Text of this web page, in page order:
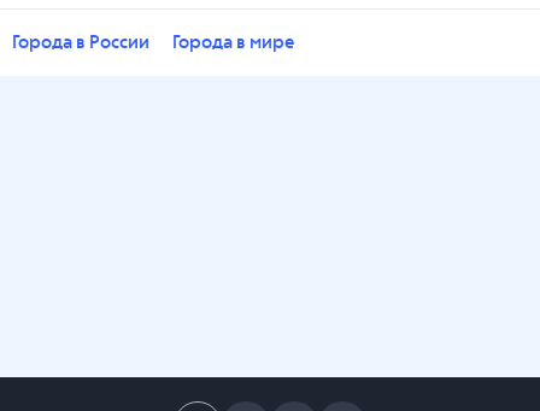
Города в России Города в мире